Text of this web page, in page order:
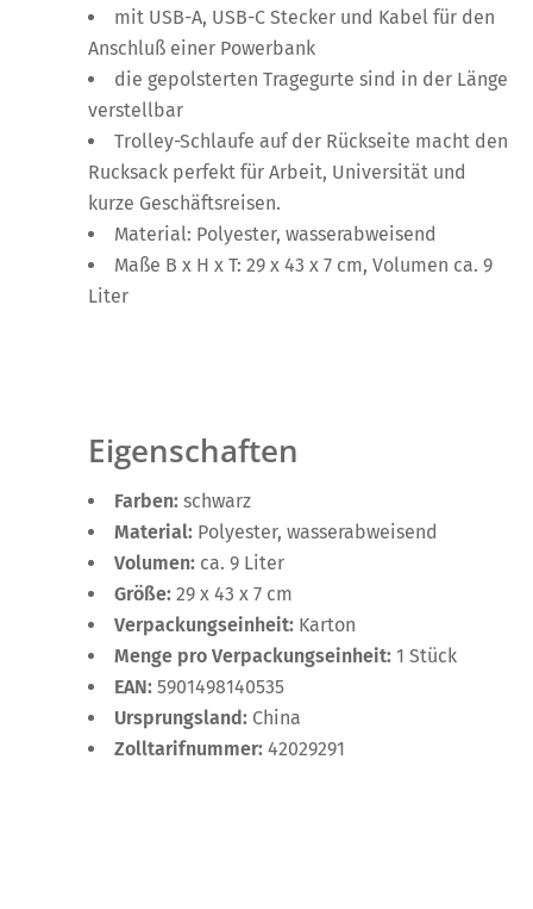
mit USB-A, USB-C Stecker und Kabel für den
Anschluß einer Powerbank
die gepolsterten Tragegurte sind in der Länge
verstellbar
Trolley-Schlaufe auf der Rückseite macht den
Rucksack perfekt für Arbeit, Universität und
kurze Geschäftsreisen.
Material: Polyester, wasserabweisend
Maße B x H x T: 29 x 43 x 7 cm, Volumen ca. 9
Liter
Eigenschaften
Farben: schwarz
Material: Polyester, wasserabweisend
Volumen: ca. 9 Liter
Größe: 29 x 43 x 7 cm
Verpackungseinheit: Karton
Menge pro Verpackungseinheit: 1 Stück
EAN: 5901498140535
Ursprungsland: China
Zolltarifnummer: 42029291